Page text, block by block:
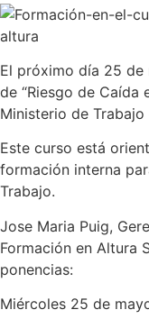
El próximo día 25 de
de “Riesgo de Caída
Ministerio de
Este curso está
formación interna
Trabajo.
Jose Maria Puig,
Formación en Altura
ponencias:
Miércoles 25 de